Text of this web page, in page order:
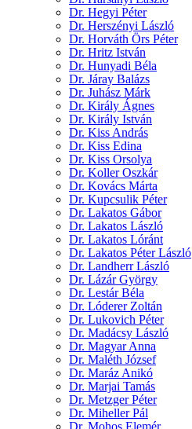
Dr. Hegyi Péter
Dr. Herszényi László
Dr. Horváth Örs Péter
Dr. Hritz István
Dr. Hunyadi Béla
Dr. Járay Balázs
Dr. Juhász Márk
Dr. Király Ágnes
Dr. Király István
Dr. Kiss András
Dr. Kiss Edina
Dr. Kiss Orsolya
Dr. Koller Oszkár
Dr. Kovács Márta
Dr. Kupcsulik Péter
Dr. Lakatos Gábor
Dr. Lakatos László
Dr. Lakatos Lóránt
Dr. Lakatos Péter László
Dr. Landherr László
Dr. Lázár György
Dr. Lestár Béla
Dr. Lóderer Zoltán
Dr. Lukovich Péter
Dr. Madácsy László
Dr. Magyar Anna
Dr. Maléth József
Dr. Maráz Anikó
Dr. Marjai Tamás
Dr. Metzger Péter
Dr. Miheller Pál
Dr. Mohos Elemér